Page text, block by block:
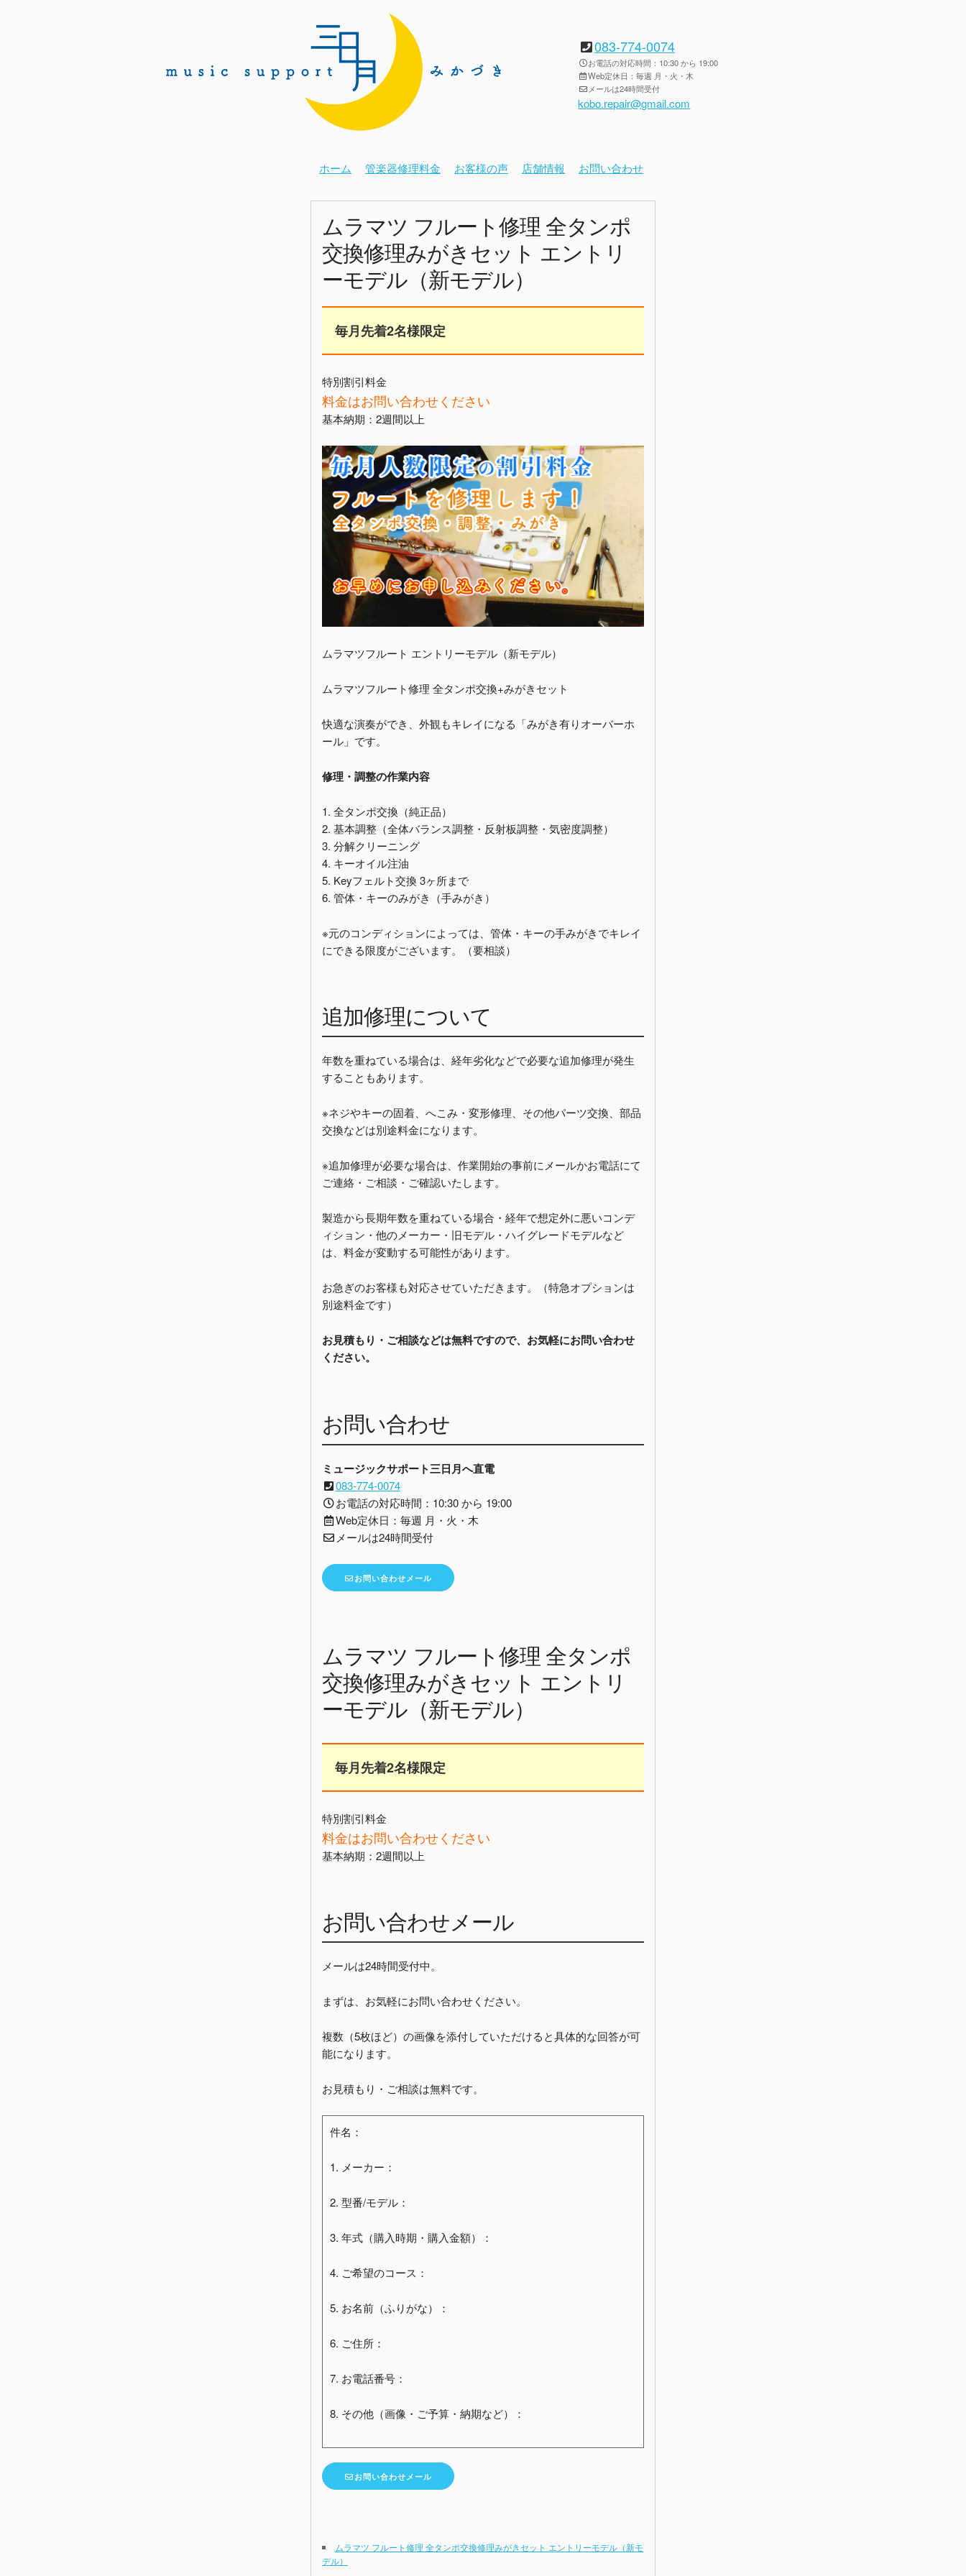
083-774-0074
お電話の対応時間：10:30 から 19:00
Web定休日：毎週 月・火・木
メールは24時間受付
kobo.repair@gmail.com
ホーム 管楽器修理料金 お客様の声 店舗情報 お問い合わせ
ムラマツ フルート修理 全タンポ
交換修理みがきセット エントリ
ーモデル（新モデル）
毎月先着2名様限定
特別割引料金
料金はお問い合わせください
基本納期：2週間以上
ムラマツフルート エントリーモデル（新モデル）
ムラマツフルート修理 全タンポ交換+みがきセット
快適な演奏ができ、外観もキレイになる「みがき有りオーバーホ
ール」です。
修理・調整の作業内容
1. 全タンポ交換（純正品）
2. 基本調整（全体バランス調整・反射板調整・気密度調整）
3. 分解クリーニング
4. キーオイル注油
5. Keyフェルト交換 3ヶ所まで
6. 管体・キーのみがき（手みがき）
※元のコンディションによっては、管体・キーの手みがきでキレイ
にできる限度がございます。（要相談）
追加修理について
年数を重ねている場合は、経年劣化などで必要な追加修理が発生
することもあります。
※ネジやキーの固着、へこみ・変形修理、その他パーツ交換、部品
交換などは別途料金になります。
※追加修理が必要な場合は、作業開始の事前にメールかお電話にて
ご連絡・ご相談・ご確認いたします。
製造から長期年数を重ねている場合・経年で想定外に悪いコンデ
ィション・他のメーカー・旧モデル・ハイグレードモデルなど
は、料金が変動する可能性があります。
お急ぎのお客様も対応させていただきます。（特急オプションは
別途料金です）
お見積もり・ご相談などは無料ですので、お気軽にお問い合わせ
ください。
お問い合わせ
ミュージックサポート三日月へ直電
083-774-0074
お電話の対応時間：10:30 から 19:00
Web定休日：毎週 月・火・木
メールは24時間受付
お問い合わせメール
ムラマツ フルート修理 全タンポ
交換修理みがきセット エントリ
ーモデル（新モデル）
毎月先着2名様限定
特別割引料金
料金はお問い合わせください
基本納期：2週間以上
お問い合わせメール
メールは24時間受付中。
まずは、お気軽にお問い合わせください。
複数（5枚ほど）の画像を添付していただけると具体的な回答が可
能になります。
お見積もり・ご相談は無料です。
件名：
1. メーカー：
2. 型番/モデル：
3. 年式（購入時期・購入金額）：
4. ご希望のコース：
5. お名前（ふりがな）：
6. ご住所：
7. お電話番号：
8. その他（画像・ご予算・納期など）：
お問い合わせメール
ムラマツ フルート修理 全タンポ交換修理みがきセット エントリーモデル（新モ
デル）